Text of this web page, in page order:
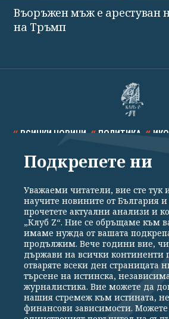
Въоръжен мъж е арестуван
на Тръмп
ВСИЧКИ НОВИНИ ПОЛИТИКА
СПОРТ КУЛТУРА ТЕХНОЛОГИИ
Общи условия
Политика за
Реклама
Партньори
Екип
Подкрепете ни
Уважаеми читатели, вие сте тук
научите новините от България и
прочетете актуални анализи и
„Клуб Z“. Ние се обръщаме към
имаме нужда от вашата
продължим. Вече години вие,
държави на всички континенти
отваряте всеки ден страницата
търсене на истинска,
журналистика. Вие можете да
нашия стремеж към истината,
финансови зависимости.